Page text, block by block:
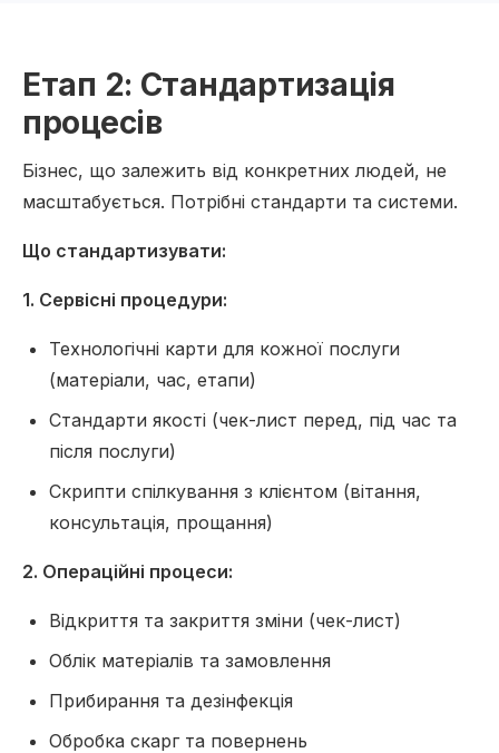
Етап 2: Стандартизація
процесів
Бізнес, що залежить від конкретних людей, не
масштабується. Потрібні стандарти та системи.
Що стандартизувати:
1. Сервісні процедури:
Технологічні карти для кожної послуги
(матеріали, час, етапи)
Стандарти якості (чек-лист перед, під час та
після послуги)
Скрипти спілкування з клієнтом (вітання,
консультація, прощання)
2. Операційні процеси:
Відкриття та закриття зміни (чек-лист)
Облік матеріалів та замовлення
Прибирання та дезінфекція
Обробка скарг та повернень